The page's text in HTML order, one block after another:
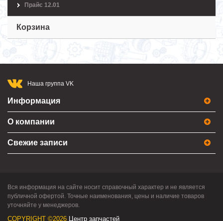
Прайс 12.01
Корзина
Наша группа VK
Информация
О компании
Свежие записи
Вся информация на сайте носит справочный характер и не является
публичной офертой. Точные наименования, цены и наличие товаров
уточняйте у менеджеров.
COPYRIGHT ©2026 Центр запчастей